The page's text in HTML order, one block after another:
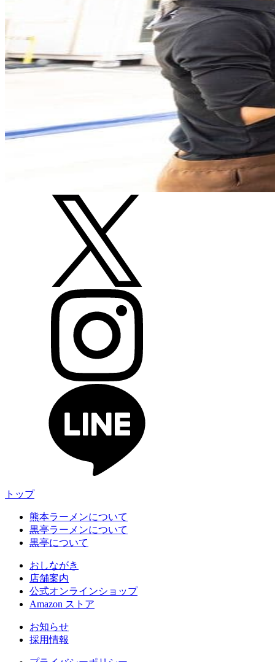
トップ
熊本ラーメンについて
黒亭ラーメンについて
黒亭について
おしながき
店舗案内
公式オンラインショップ
Amazon ストア
お知らせ
採用情報